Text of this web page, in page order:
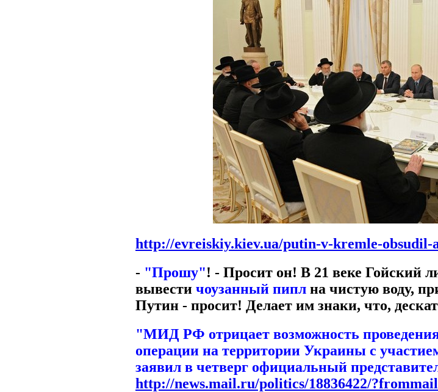
http://evreiskiy.kiev.ua/putin-v-kremle-obsudil-
- "Прошу"! - Просит он! В 21 веке Гойский
вывести чоузанный пипл на чистую воду,
Путин - просит! Делает им знаки, что,
"МИД РФ отрицает возможность
операции на территории Украины с
заявил в четверг официальный
http://news.mail.ru/politics/18836422/